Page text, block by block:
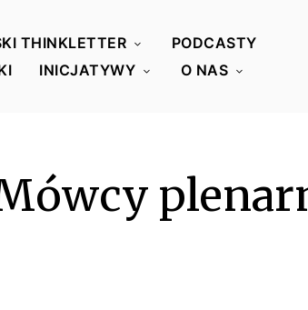
THINKLETTER
PODCASTY
INICJATYWY O NAS